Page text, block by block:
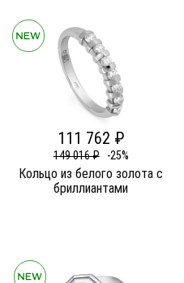
111 762 ₽
149 016 ₽ -25%
Кольцо из белого золота c
бриллиантами